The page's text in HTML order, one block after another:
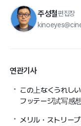
주성철편집장
연관기사
この上なくうれし
フッテージ試写感
メリル・ストリー